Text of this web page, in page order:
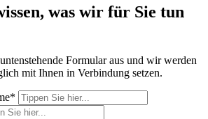
was wir für Sie tun
Formular aus und wir werden
mit Ihnen in Verbindung setzen.
*